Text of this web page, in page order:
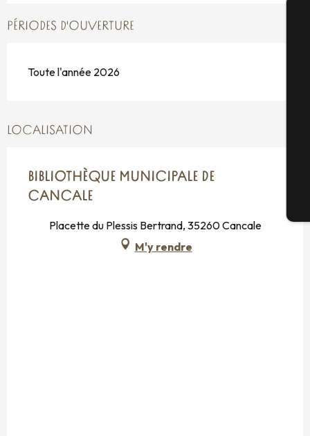
PÉRIODES D'OUVERTURE
Toute l'année 2026
LOCALISATION
BIBLIOTHÈQUE MUNICIPALE DE
CANCALE
Placette du Plessis Bertrand, 35260 Cancale
M'y rendre